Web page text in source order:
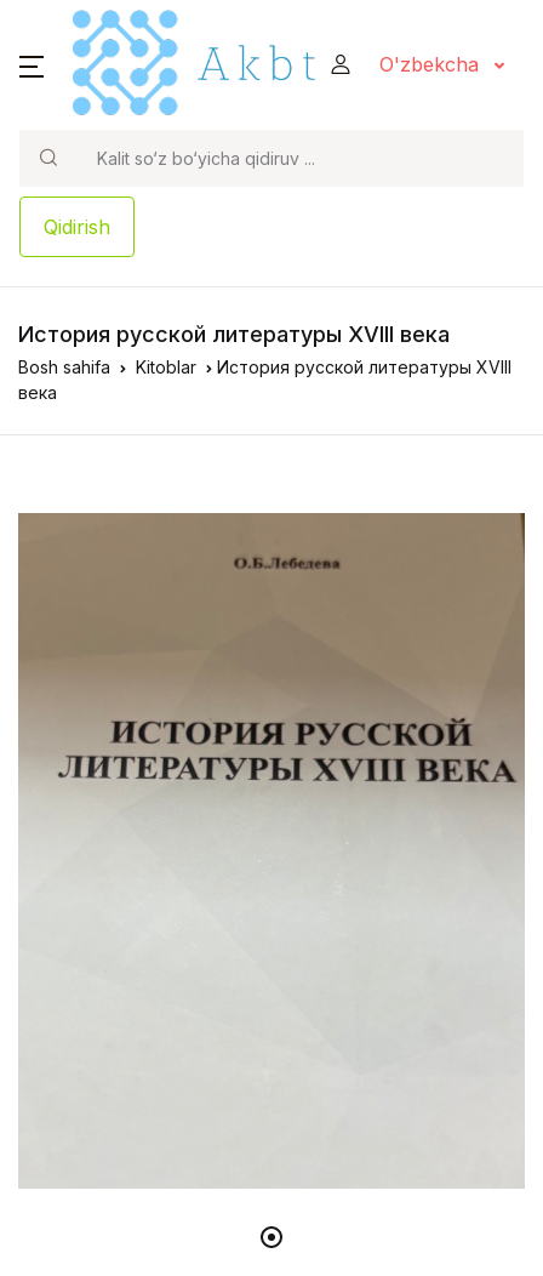
O'zbekcha
Qidirish
История русской литературы XVIII века
Bosh sahifa Kitoblar
История русской литературы XVIII
века